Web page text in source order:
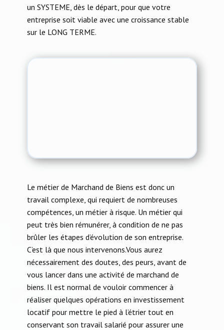
un SYSTEME, dès le départ, pour que votre
entreprise soit viable avec une croissance stable
sur le LONG TERME.
Le métier de Marchand de Biens est donc un
travail complexe, qui requiert de nombreuses
compétences, un métier à risque. Un métier qui
peut très bien rémunérer, à condition de ne pas
brûler les étapes d’évolution de son entreprise.
C’est là que nous intervenons.Vous aurez
nécessairement des doutes, des peurs, avant de
vous lancer dans une activité de marchand de
biens. Il est normal de vouloir commencer à
réaliser quelques opérations en investissement
locatif pour mettre le pied à l’étrier tout en
conservant son travail salarié pour assurer une